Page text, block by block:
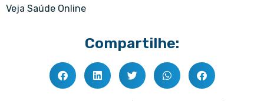
Veja Saúde Online
Compartilhe: